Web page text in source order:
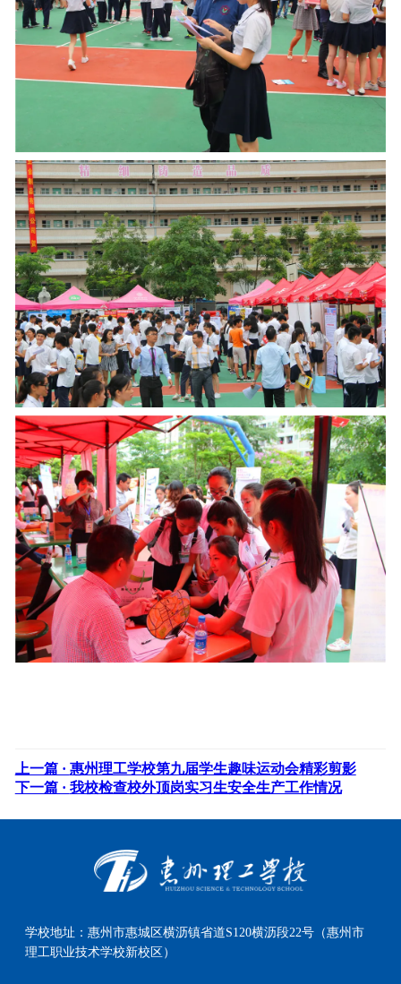
上一篇 · 惠州理工学校第九届学生趣味运动会精彩剪影
下一篇 · 我校检查校外顶岗实习生安全生产工作情况
学校地址：惠州市惠城区横沥镇省道S120横沥段22号（惠州市
理工职业技术学校新校区）